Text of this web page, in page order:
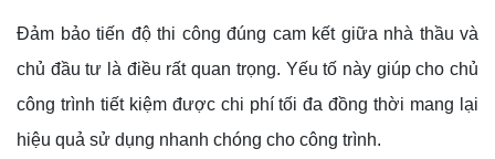
Đảm bảo tiến độ thi công đúng cam kết giữa nhà thầu và
chủ đầu tư là điều rất quan trọng. Yếu tố này giúp cho chủ
công trình tiết kiệm được chi phí tối đa đồng thời mang lại
hiệu quả sử dụng nhanh chóng cho công trình.